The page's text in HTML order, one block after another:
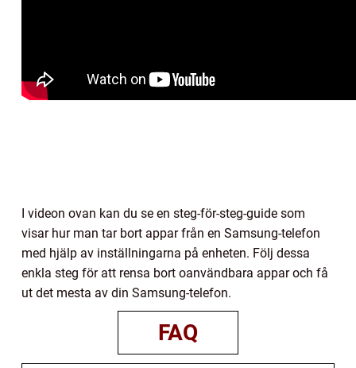
I videon ovan kan du se en steg-för-steg-guide som
visar hur man tar bort appar från en Samsung-telefon
med hjälp av inställningarna på enheten. Följ dessa
enkla steg för att rensa bort oanvändbara appar och få
ut det mesta av din Samsung-telefon.
FAQ